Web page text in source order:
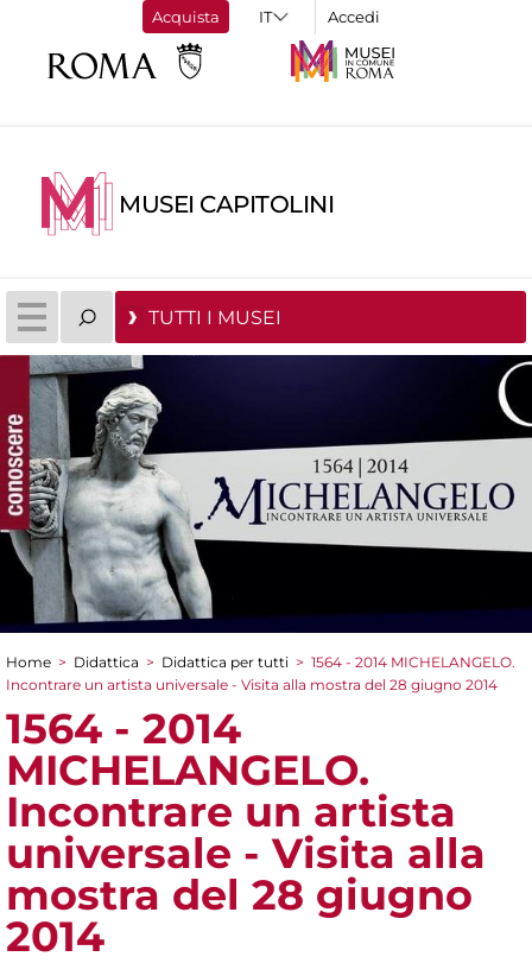
Acquista Accedi
MUSEI CAPITOLINI
TUTTI I MUSEI
Tu sei qui
Home > Didattica > Didattica per tutti > 1564 - 2014 MICHELANGELO.
Incontrare un artista universale - Visita alla mostra del 28 giugno 2014
1564 - 2014
MICHELANGELO.
Incontrare un artista
universale - Visita alla
mostra del 28 giugno
2014